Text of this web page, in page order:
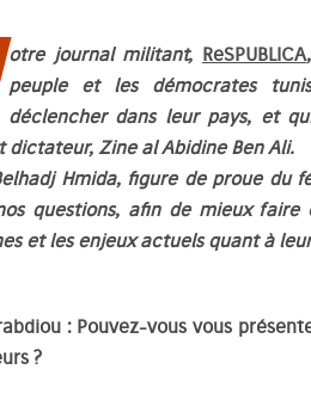
otre journal militant, ReSPUBLICA
peuple et les démocrates
déclencher dans leur pays, et
dictateur, Zine al Abidine Ben Ali.
Hmida, figure de proue du
questions, afin de mieux
et les enjeux actuels quant à
: Pouvez-vous vous
?